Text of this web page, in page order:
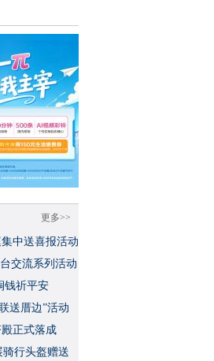
更多>>
中送喜报活动
交流系列活动
钱祈平安
送厝边”活动
正式落成
骑行头盔赠送